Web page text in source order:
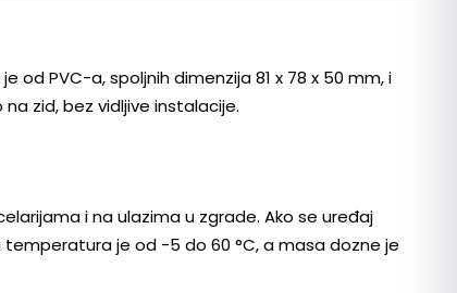
od PVC-a, spoljnih dimenzija 81 x 78 x 50 mm, i
zid, bez vidljive instalacije.
i na ulazima u zgrade. Ako se uređaj
je od -5 do 60 °C, a masa dozne je